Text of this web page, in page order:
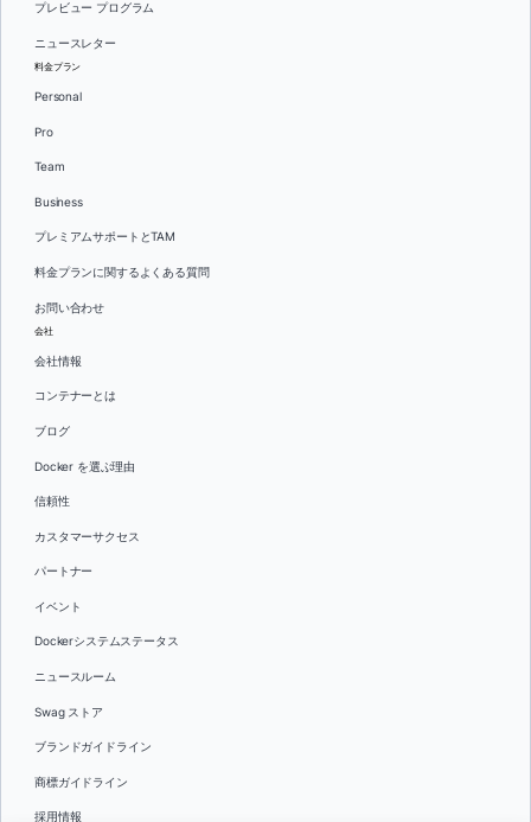
プレビュー プログラム
ニュースレター
料金プラン
Personal
Pro
Team
Business
プレミアムサポートとTAM
料金プランに関するよくある質問
お問い合わせ
会社
会社情報
コンテナーとは
ブログ
Docker を選ぶ理由
信頼性
カスタマーサクセス
パートナー
イベント
Dockerシステムステータス
ニュースルーム
Swag ストア
ブランドガイドライン
商標ガイドライン
採用情報